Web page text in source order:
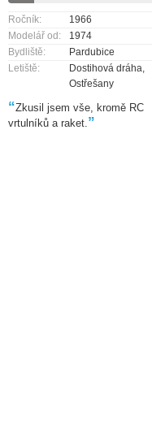
Ročník:
1966
Modelář od:
1974
Bydliště:
Pardubice
Letiště:
Dostihová dráha,
Ostřešany
“Zkusil jsem vše, kromě RC
vrtulníků a raket.”